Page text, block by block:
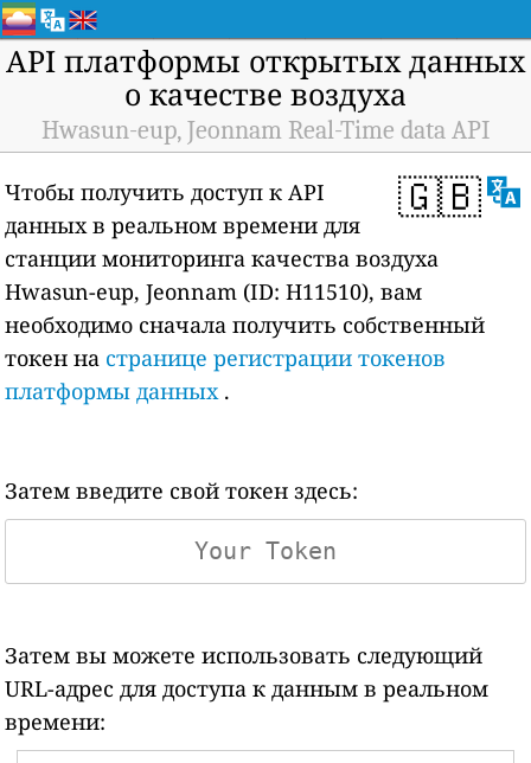
API платформы открытых данных
о качестве воздуха
Hwasun-eup, Jeonnam Real-Time data API
🇬🇧
Чтобы получить доступ к API
данных в реальном времени для
станции мониторинга качества воздуха
Hwasun-eup, Jeonnam (ID: H11510), вам
необходимо сначала получить собственный
токен на странице регистрации токенов
платформы данных.
Затем введите свой токен здесь:
Затем вы можете использовать следующий
URL-адрес для доступа к данным в реальном
времени: